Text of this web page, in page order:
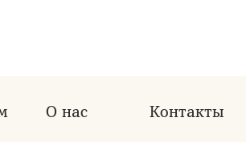
О нас Контакты